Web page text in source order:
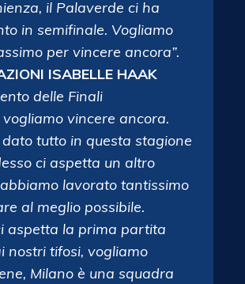
il Palaverde ci ha
in semifinale. Vogliamo
per vincere ancora”.
ISABELLE HAAK
delle Finali
vogliamo vincere ancora.
tutto in questa stagione
ci aspetta un altro
lavorato tantissimo
al meglio possibile.
aspetta la prima partita
nostri tifosi, vogliamo
Milano è una squadra